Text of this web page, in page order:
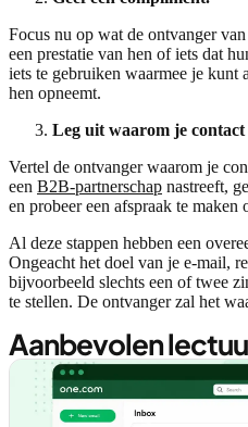
Focus nu op wat de ontvanger
een prestatie van hen of iets dat
iets te gebruiken waarmee je kunt
hen opneemt.
Leg uit waarom je contact
Vertel de ontvanger waarom je
een B2B-partnerschap nastreeft,
en probeer een afspraak te maken
Al deze stappen hebben een
Ongeacht het doel van je e-mail,
bijvoorbeeld slechts een of twee
te stellen. De ontvanger zal het
Aanbevolen